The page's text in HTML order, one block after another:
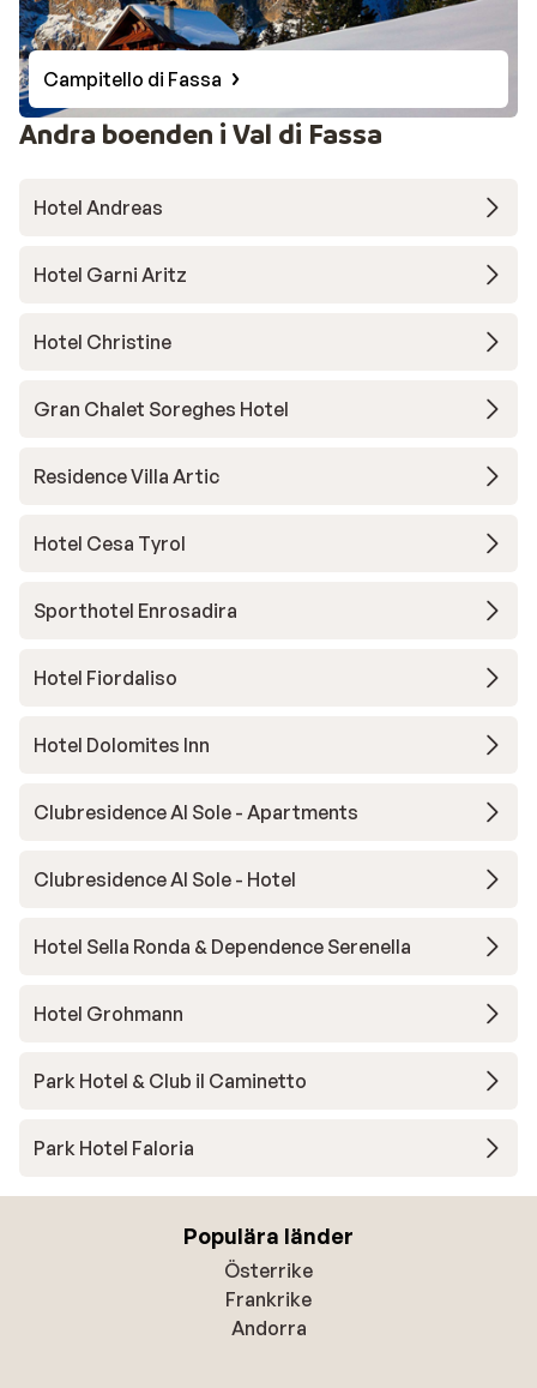
Campitello di Fassa
Andra boenden i Val di Fassa
Hotel Andreas
Hotel Garni Aritz
Hotel Christine
Gran Chalet Soreghes Hotel
Residence Villa Artic
Hotel Cesa Tyrol
Sporthotel Enrosadira
Hotel Fiordaliso
Hotel Dolomites Inn
Clubresidence Al Sole - Apartments
Clubresidence Al Sole - Hotel
Hotel Sella Ronda & Dependence Serenella
Hotel Grohmann
Park Hotel & Club il Caminetto
Park Hotel Faloria
Populära länder
Österrike
Frankrike
Andorra